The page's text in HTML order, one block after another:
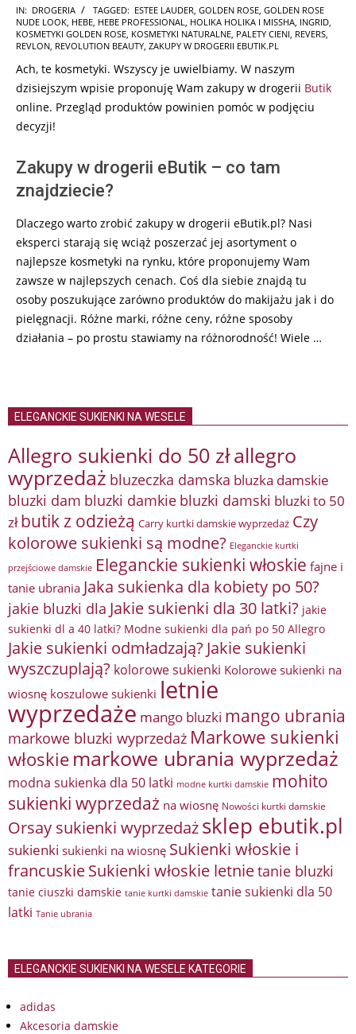
2024-
11-
15
IN: DROGERIA TAGGED: ESTEE LAUDER, GOLDEN ROSE, GOLDEN ROSE
NUDE LOOK, HEBE, HEBE PROFESSIONAL, HOLIKA HOLIKA I MISSHA, INGRID,
KOSMETYKI GOLDEN ROSE, KOSMETYKI NATURALNE, PALETY CIENI, REVERS,
REVLON, REVOLUTION BEAUTY, ZAKUPY W DROGERII EBUTIK.PL
Ach, te kosmetyki. Wszyscy je uwielbiamy. W naszym
dzisiejszym wpisie proponuję Wam zakupy w drogerii Butik
online. Przegląd produktów powinien pomóc w podjęciu
decyzji!
Zakupy w drogerii eButik – co tam
znajdziecie?
Dlaczego warto zrobić zakupy w drogerii eButik.pl? Nasi
eksperci starają się wciąż poszerzać jej asortyment o
najlepsze kosmetyki na rynku, które proponujemy Wam
zawsze w najlepszych cenach. Coś dla siebie znajdą tu
osoby poszukujące zarówno produktów do makijażu jak i do
pielęgnacji. Różne marki, różne ceny, różne sposoby
działania – po prostu stawiamy na różnorodność! Wiele …
ELEGANCKIE SUKIENKI NA WESELE
Allegro sukienki do 50 złallegro
wyprzedaż bluzeczka damska bluzka damskie
bluzki dam bluzki damkie bluzki damski bluzki to 50
zł butik z odzieżą Carry kurtki damskie wyprzedaż Czy
kolorowe sukienki są modne? Eleganckie kurtki
przejściowe damskie Eleganckie sukienki włoskie fajne i
tanie ubrania Jaka sukienka dla kobiety po 50?
jakie bluzki dla Jakie sukienki dla 30 latki? jakie
sukienki dl a 40 latki? Modne sukienki dla pań po 50 Allegro
Jakie sukienki odmładzają? Jakie sukienki
wyszczuplają? kolorowe sukienki Kolorowe sukienki na
wiosnę koszulowe sukienki letnie
wyprzedaże mango bluzki mango ubrania
markowe bluzki wyprzedaż Markowe sukienki
włoskie markowe ubrania wyprzedaż
modna sukienka dla 50 latki modne kurtki damskie mohito
sukienki wyprzedaż na wiosnę Nowości kurtki damskie
Orsay sukienki wyprzedażsklep ebutik.pl
sukienki sukienki na wiosnę Sukienki włoskie i
francuskieSukienki włoskie letnietanie bluzki
tanie ciuszki damskie tanie kurtki damskie tanie sukienki dla 50
latki Tanie ubrania
ELEGANCKIE SUKIENKI NA WESELE KATEGORIE
adidas
Akcesoria damskie